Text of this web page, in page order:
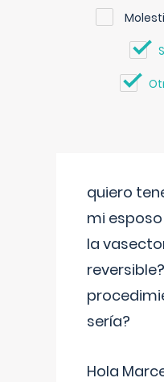
quiero
mi
la
sería?
Hola